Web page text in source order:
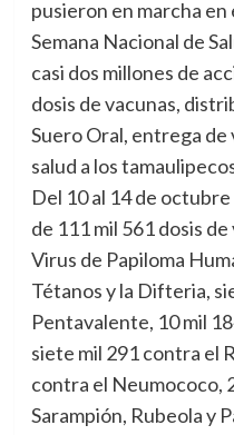
pusieron en marcha
Semana Nacional de
casi dos millones de
dosis de vacunas,
Suero Oral, entrega de
salud a los
Del 10 al 14 de
de 111 mil 561 dosis
Virus de Papiloma
Tétanos y la Difteria,
Pentavalente, 10 mil
siete mil 291 contra el
contra el Neumococo,
Sarampión, Rubeola y